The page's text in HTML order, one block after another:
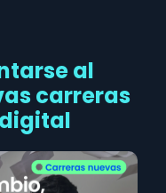
al
carreras